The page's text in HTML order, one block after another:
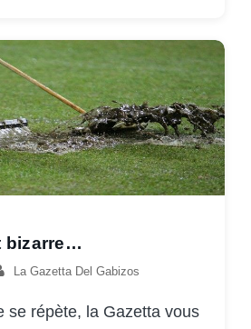
bizarre…
La Gazetta Del Gabizos
se répète, la Gazetta vous